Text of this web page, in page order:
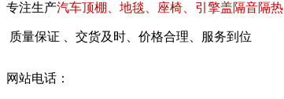
专注生产汽车顶棚、地毯、座椅、引擎盖隔音隔热
质量保证 、交货及时、价格合理、服务到位
网站电话：